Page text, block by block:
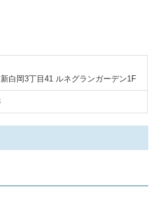
白岡3丁目41 ルネグランガーデン1F